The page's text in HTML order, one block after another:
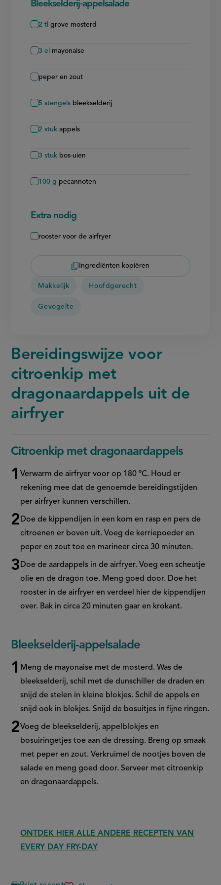
Bleekselderij-appelsalade
2 tl grove mosterd
3 el mayonaise
peper en zout
5 stengels bleekselderij
2 stuk appels
3 stuk bos-uien
100 g pecannoten
Extra nodig
rooster voor de airfryer
Ingrediënten kopiëren
Makkelijk Hoofdgerecht
Gevogelte
Bereidingswijze voor
citroenkip met
dragonaardappels uit de
airfryer
Citroenkip met dragonaardappels
Verwarm de airfryer voor op 180 ºC. Houd er
rekening mee dat de genoemde bereidingstijden
per airfryer kunnen verschillen.
Doe de kippendijen in een kom en rasp en pers de
citroenen er boven uit. Voeg de kerriepoeder en
peper en zout toe en marineer circa 30 minuten.
Doe de aardappels in de airfryer. Voeg een scheutje
olie en de dragon toe. Meng goed door. Doe het
rooster in de airfryer en verdeel hier de kippendijen
over. Bak in circa 20 minuten gaar en krokant.
Bleekselderij-appelsalade
Meng de mayonaise met de mosterd. Was de
bleekselderij, schil met de dunschiller de draden en
snijd de stelen in kleine blokjes. Schil de appels en
snijd ook in blokjes. Snijd de bosuitjes in fijne ringen.
Voeg de bleekselderij, appelblokjes en
bosuiringetjes toe aan de dressing. Breng op smaak
met peper en zout. Verkruimel de nootjes boven de
salade en meng goed door. Serveer met citroenkip
en dragonaardappels.
ONTDEK HIER ALLE ANDERE RECEPTEN VAN
EVERY DAY FRY-DAY